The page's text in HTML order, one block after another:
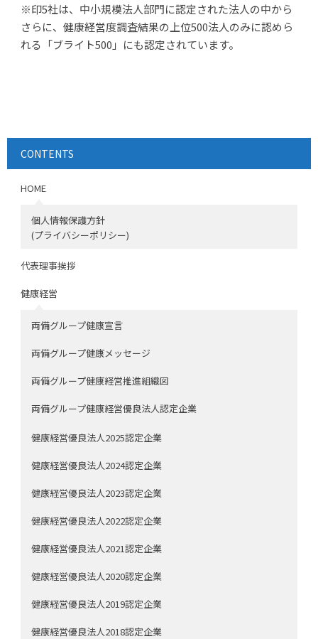
※印5社は、中小規模法人部門に認定された法人の中から
さらに、健康経営度調査結果の上位500法人のみに認めら
れる「ブライト500」にも認定されています。
CONTENTS
HOME
個人情報保護方針
(プライバシーポリシー)
代表理事挨拶
健康経営
両備グループ健康宣言
両備グループ健康メッセージ
両備グループ健康経営推進組織図
両備グループ健康経営優良法人認定企業
健康経営優良法人2025認定企業
健康経営優良法人2024認定企業
健康経営優良法人2023認定企業
健康経営優良法人2022認定企業
健康経営優良法人2021認定企業
健康経営優良法人2020認定企業
健康経営優良法人2019認定企業
健康経営優良法人2018認定企業